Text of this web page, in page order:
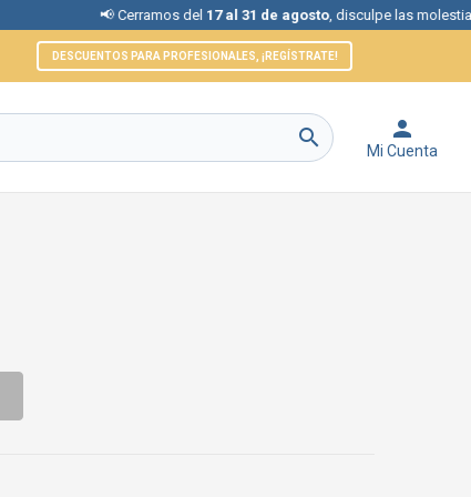
📢 Cerramos del17 al 31 de agosto, disculpe las molestias.
DESCUENTOS PARA PROFESIONALES, ¡REGÍSTRATE!
 
Mi Cuenta